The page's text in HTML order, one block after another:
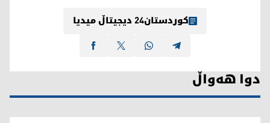
کوردستان24 دیجیتاڵ میدیا
دوا هەواڵ